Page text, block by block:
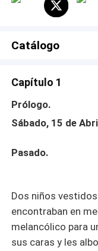
Catálogo
Capítulo 1
Prólogo.
Sábado, 15 de
Pasado.
Dos niños
encontraban en
melancólico para
sus caras y les